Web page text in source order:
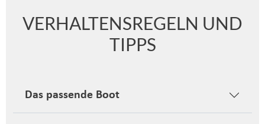
VERHALTENSREGELN UND
TIPPS
Das passende Boot